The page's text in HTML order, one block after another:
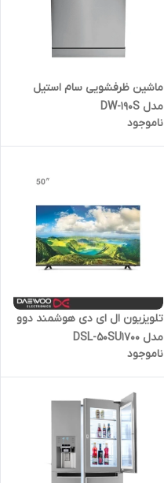
ماشین ظرفشویی سام استیل
مدل DW-190S
ناموجود
تلویزیون ال ای دی هوشمند دوو
مدل DSL-50SU1700
ناموجود